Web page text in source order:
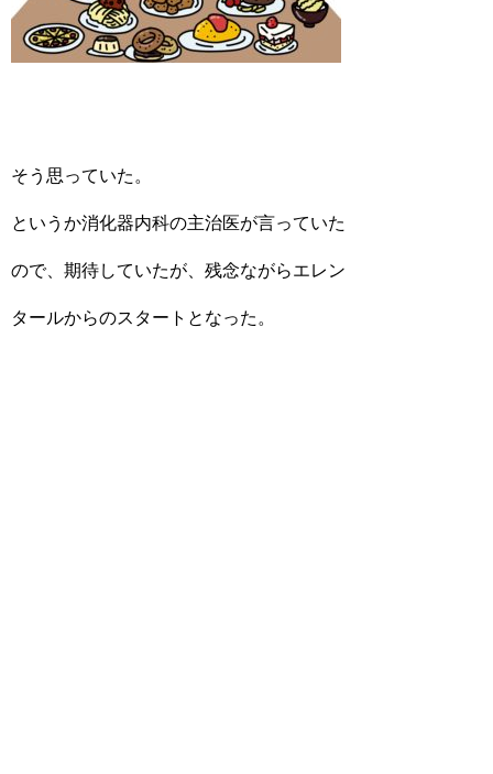
そう思っていた。
というか消化器内科の主治医が言っていた
ので、期待していたが、残念ながらエレン
タールからのスタートとなった。